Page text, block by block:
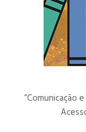
“Comunicação